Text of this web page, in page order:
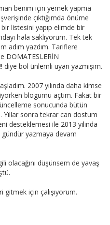
benim için yemek yapma
çıktığımda önüme
bir listesini yapıp elimde bir
hala saklıyorum. Tek tek
adım yazdım. Tariflere
DOMATESLERİN
bol ünlemli uyarı yazmışım.
2007 yılında daha kimse
blogumu açtım. Fakat bir
sonucunda bütün
Yıllar sonra tekrar can dostum
desteklemesi ile 2013 yılında
yazmaya devam
olacağını düşünsem de yavaş
gitmek için çalışıyorum.